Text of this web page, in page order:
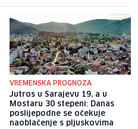
VREMENSKA PROGNOZA
Jutros u Sarajevu 19, a u
Mostaru 30 stepeni: Danas
poslijepodne se očekuje
naoblačenje s pljuskovima